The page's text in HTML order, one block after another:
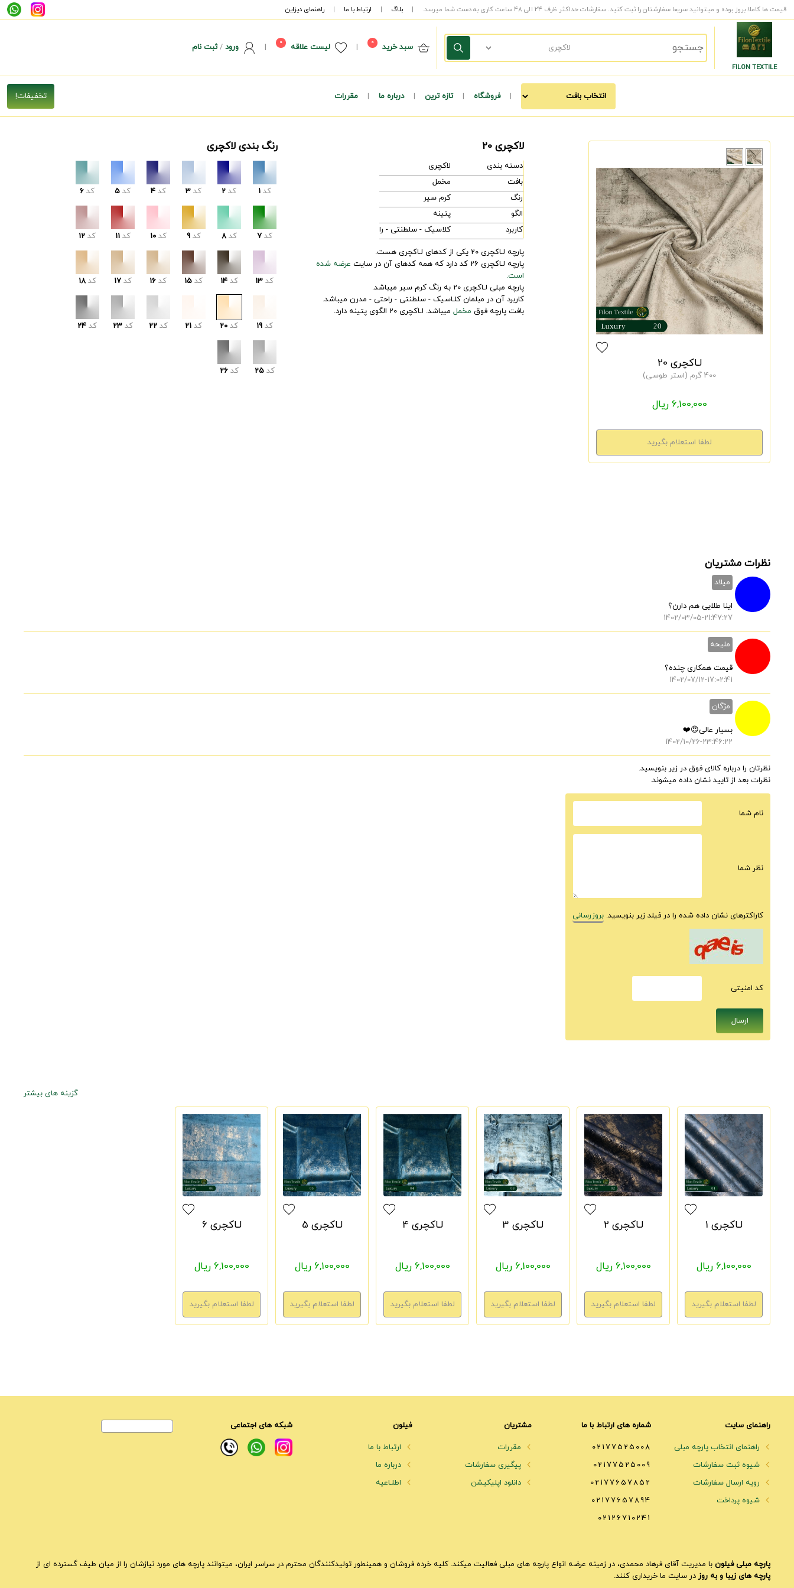
قیمت ها کاملا بروز بوده و میتوانید سریعا سفارشتان را ثبت کنید. سفارشات حداکثر ظرف 24 الی 48 ساعت کاری به دست شما میرسد. | بلاگ | ارتباط با ما | راهنمای دیزاین
FILON TEXTILE
سبد خرید 0
| لیست علاقه 0
| ورود/ثبت نام
| فروشگاه | تازه ترین | درباره ما | مقررات
لـاکچری 20
400 گرم (استر طوسی)
6,100,000 ریال
لاکچری 20
دسته بندی
لاکچری
بافت
مخمل
رنگ
کرم سیر
الگو
پتینه
کاربرد
کلاسیک - سلطنتی - راحتی - مدرن
پارچه لـاکچری 20 یکی از کدهای لـاکچری هست.
پارچه لـاکچری 26 کد دارد که همه کدهای آن در سایت
عرضه شده
است.
پارچه مبلی لـاکچری 20 به رنگ کرم سیر میباشد.
کاربرد آن در مبلمان کلـاسیک - سلطنتی - راحتی - مدرن میباشد.
بافت پارچه فوق مخمل میباشد. لـاکچری 20 الگوی پتینه دارد.
رنگ بندی لاکچری
کد 1 کد 2 کد 3 کد 4 کد 5 کد 6
کد 7 کد 8 کد 9 کد 10 کد 11 کد 12
کد 13 کد 14 کد 15 کد 16 کد 17 کد 18
کد 19 کد 20 کد 21 کد 22 کد 23 کد 24
کد 25 کد 26
نظرات مشتریان
میلاد
اینا طلایی هم دارن؟
1402/03/05-21:47:27
ملیحه
قیمت همکاری چنده؟
1402/07/12-17:02:41
مژگان
بسیار عالی😍❤️
1402/10/26-23:46:22
نظرتان را درباره کالای فوق در زیر بنویسید.
نظرات بعد از تایید نشان داده میشوند.
نام شما
نظر شما
کاراکترهای نشان داده شده را در فیلد زیر بنویسید. بروزرسانی
كد امنيتى
گزینه های بیشتر
لـاکچری 1
6,100,000 ریال
لـاکچری 2
6,100,000 ریال
لـاکچری 3
6,100,000 ریال
لـاکچری 4
6,100,000 ریال
لـاکچری 5
6,100,000 ریال
لـاکچری 6
6,100,000 ریال
راهنمای سایت
راهنمای انتخاب پارچه مبلی
شیوه ثبت سفارشات
رویه ارسال سفارشات
شیوه پرداخت
شماره های ارتباط با ما
02177525008
02177525009
02177657852
02177657894
02126710241
مشتریان
مقررات
پیگیری سفارشات
دانلود اپلیکیشن
فیلون
ارتباط با ما
درباره ما
اطلـاعیه
شبکه های اجتماعی
پارچه مبلی فیلون با مدیریت آقای فرهاد محمدی، در زمینه عرضه انواع پارچه های مبلی فعالیت میکند. کلیه خرده فروشان و همینطور تولیدکنندگان محترم در سراسر ایران، میتوانند پارچه های مورد نیازشان را از میان طیف گسترده ای از
پارچه های زیبا و به روز در سایت ما خریداری کنند.